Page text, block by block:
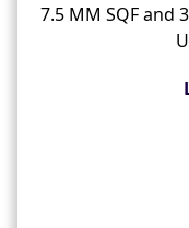
7.5 MM SQF and